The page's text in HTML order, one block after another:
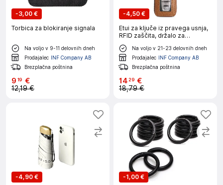
-3,00 €
Torbica za blokiranje signala
Na voljo v 9-11 delovnih dneh
Prodajalec INF Company AB
Brezplačna poštnina
9 19 €
12,19 €
-4,50 €
Etui za ključe iz pravega usnja,
RFID zaščita, držalo za
avtomobilske ključe z
večfunkcijskim obeskom
coffee
Na voljo v 21-23 delovnih dneh
Prodajalec INF Company AB
Brezplačna poštnina
14 29 €
18,79 €
-4,90 € -1,00 €